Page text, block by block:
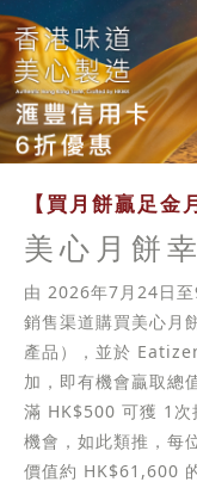
【買月餅贏足金
美心月餅
由 2026年7月24日
銷售渠道購買美心月
產品），並於
加，即有機會贏取總
滿 HK$500 可獲 1
機會，如此類推，每
價值約 HK$61,600